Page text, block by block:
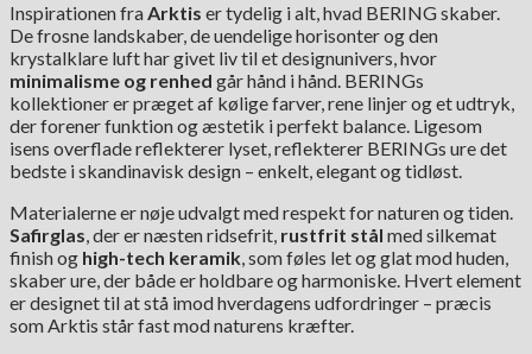
Inspirationen fraArktis er tydelig i alt, hvad BERING skaber.
De frosne landskaber, de uendelige horisonter og den
krystalklare luft har givet liv til et designunivers, hvor
minimalisme og renhed går hånd i hånd. BERINGs
kollektioner er præget af kølige farver, rene linjer og et udtryk,
der forener funktion og æstetik i perfekt balance. Ligesom
isens overflade reflekterer lyset, reflekterer BERINGs ure det
bedste i skandinavisk design – enkelt, elegant og tidløst.
Materialerne er nøje udvalgt med respekt for naturen og tiden.
Safirglas, der er næsten ridsefrit, rustfrit stål med silkemat
finish og high-tech keramik, som føles let og glat mod huden,
skaber ure, der både er holdbare og harmoniske. Hvert element
er designet til at stå imod hverdagens udfordringer – præcis
som Arktis står fast mod naturens kræfter.